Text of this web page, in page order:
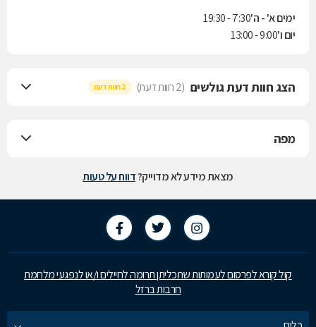
ימים א' - ה'7:30 - 19:30
יום ו'9:00 - 13:00
הצג חוות דעת גולשים (2 חוות דעת) 2 חוות דעת
מפה
מצאת מידע לא מדוייק?דווח על טעות
קול קורא לפרסום לעמותות שתכליתן תרומה לחיילים ו/או לנפגעי מלחמת
חרבות ברזל